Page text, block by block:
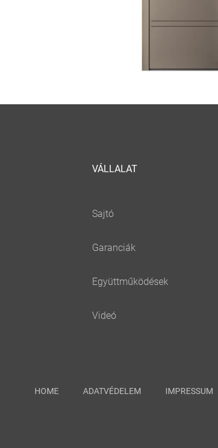
VÁLLALAT